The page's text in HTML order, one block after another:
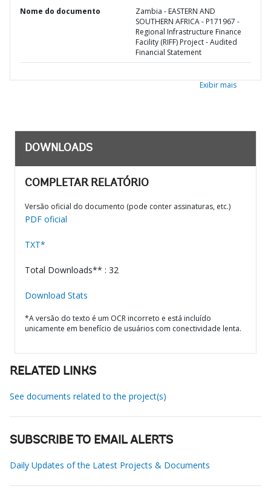
Nome do documento
Zambia - EASTERN AND
SOUTHERN AFRICA - P171967 -
Regional Infrastructure Finance
Facility (RIFF) Project - Audited
Financial Statement
Exibir mais
DOWNLOADS
COMPLETAR RELATÓRIO
Versão oficial do documento (pode conter assinaturas, etc.)
PDF oficial
TXT*
Total Downloads** : 32
Download Stats
*A versão do texto é um OCR incorreto e está incluído
unicamente em benefício de usuários com conectividade lenta.
RELATED LINKS
See documents related to the project(s)
SUBSCRIBE TO EMAIL ALERTS
Daily Updates of the Latest Projects & Documents